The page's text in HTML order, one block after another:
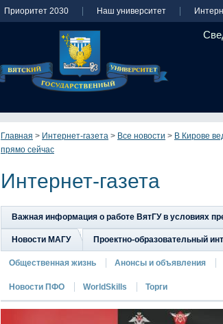
Приоритет 2030 Наш университет
Главная > Интернет-газета > Все новости > В Кирове
прямо сейчас
Интернет-газета
Важная информация о работе ВятГУ в условиях
Новости МАГУ Проектно-образовательный
Общественная жизнь Анонсы и объявления
Новости ПФО WorldSkills Торги